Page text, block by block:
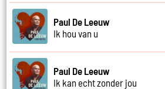
Paul De Leeuw
Ik hou van u
Paul De Leeuw
Ik kan echt zonder jou